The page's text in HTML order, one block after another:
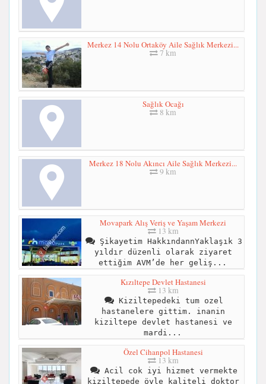
Merkez 14 Nolu Ortaköy Aile Sağlık Merkezi...
7 km
Sağlık Ocağı
8 km
Merkez 18 Nolu Akıncı Aile Sağlık Merkezi...
9 km
Movapark Alış Veriş ve Yaşam Merkezi
13 km
Şikayetim HakkındannYaklaşık 3
yıldır düzenli olarak ziyaret
ettiğim AVM’de her geliş...
Kızıltepe Devlet Hastanesi
13 km
Kiziltepedeki tum ozel
hastanelere gittim. inanin
kiziltepe devlet hastanesi ve
mardi...
Özel Cihanpol Hastanesi
13 km
Acil cok iyi hizmet vermekte
kiziltepede öyle kaliteli doktor